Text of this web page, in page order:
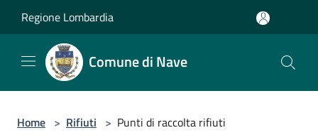
Regione Lombardia
Comune di Nave
Home > Rifiuti > Punti di raccolta rifiuti